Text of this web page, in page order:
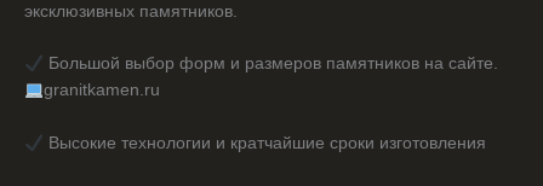
эксклюзивных памятников.
Большой выбор форм и размеров памятников на сайте.
granitkamen.ru
Высокие технологии и кратчайшие сроки изготовления